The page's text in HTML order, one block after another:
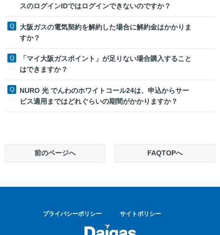
スのログインIDではログインできないのですか？
大阪ガスの電気契約を解約した場合に解約金はかかりま
すか？
「マイ大阪ガスポイント」が足りない場合購入すること
はできますか？
NURO 光 でんわのホワイトコール24は、申込からサー
ビス適用まではどれぐらいの期間がかかりますか？
前のページへ FAQTOPへ
プライバシーポリシー サイトポリシー